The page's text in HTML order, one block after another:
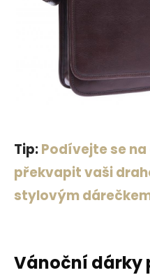
Tip:Podívejte se
překvapit vaši
stylovým
Vánoční dárky